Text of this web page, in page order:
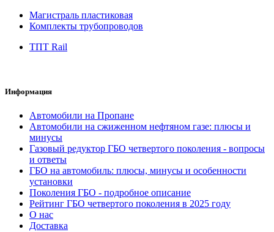
Магистраль пластиковая
Комплекты трубопроводов
ТПТ Rail
Информация
Автомобили на Пропане
Автомобили на сжиженном нефтяном газе: плюсы и
минусы
Газовый редуктор ГБО четвертого поколения - вопросы
и ответы
ГБО на автомобиль: плюсы, минусы и особенности
установки
Поколения ГБО - подробное описание
Рейтинг ГБО четвертого поколения в 2025 году
О нас
Доставка